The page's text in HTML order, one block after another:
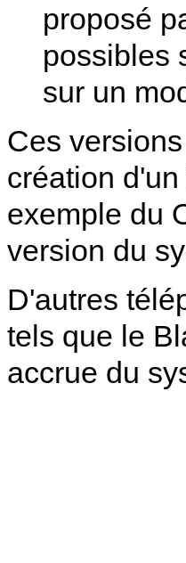
proposé
possibles
sur un
Ces
création
exemple du
version du
D'autres
tels que le
accrue du